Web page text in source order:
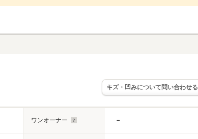
キズ・凹みについて問い合わせる
ワンオーナー －